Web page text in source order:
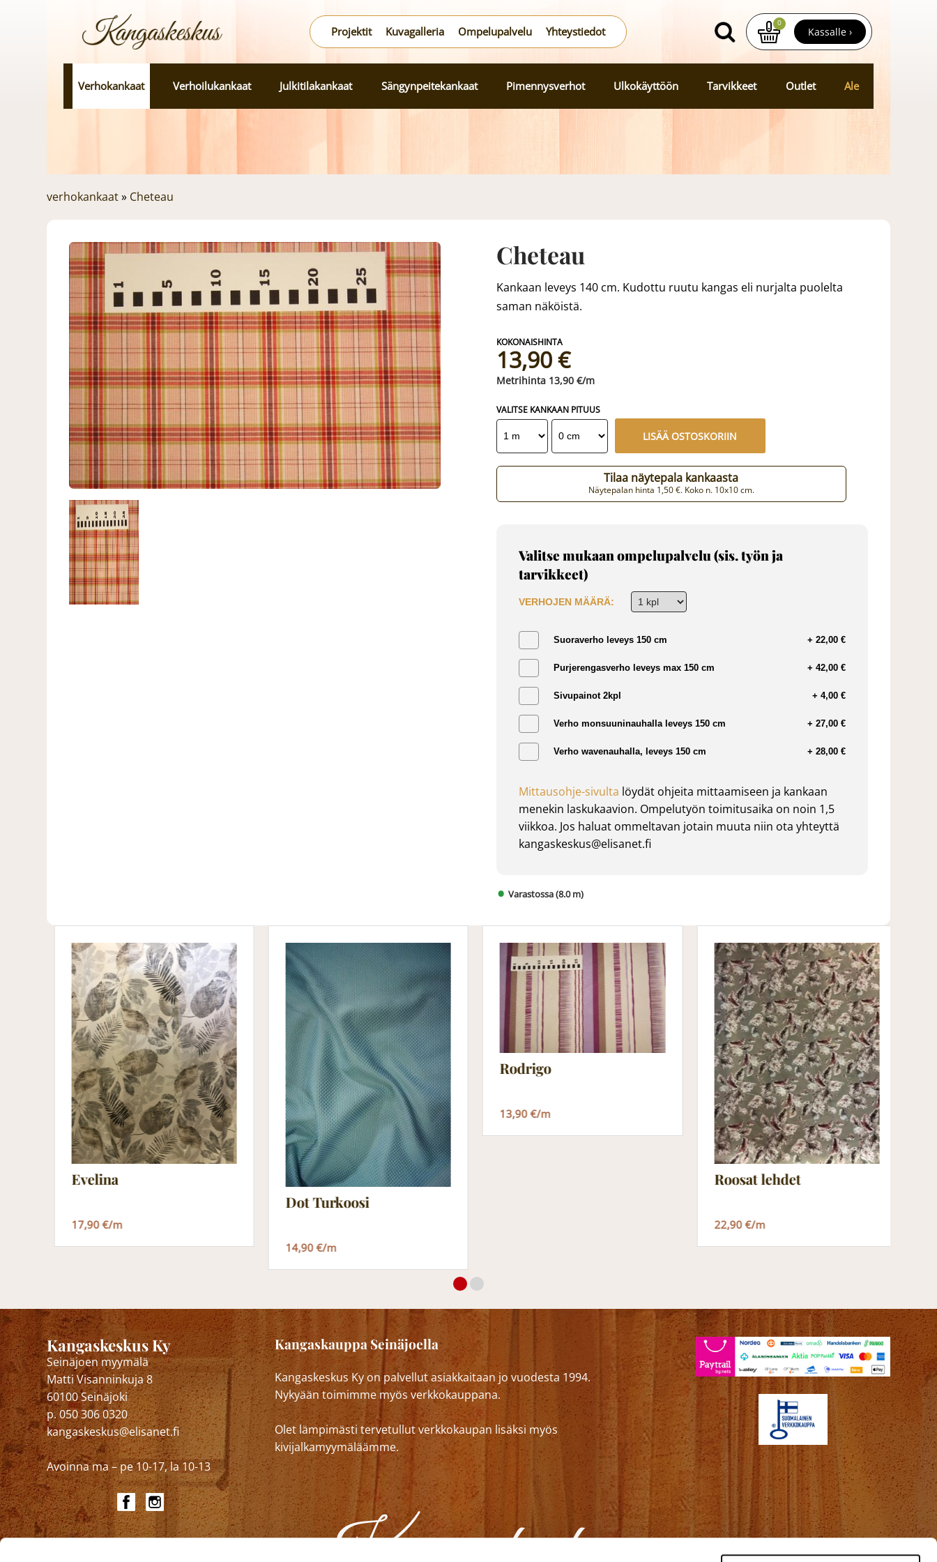
Projektit Kuvagalleria Ompelupalvelu Yhteystiedot
0
Kassalle ›
Verhokankaat Verhoilukankaat Julkitilakankaat Sängynpeitekankaat Pimennysverhot Ulkokäyttöön Tarvikkeet Outlet Ale
verhokankaat» Cheteau
Cheteau
Kankaan leveys 140 cm. Kudottu ruutu kangas eli nurjalta puolelta
saman näköistä.
13,90 €
13,90 €/m
VALITSE KANKAAN PITUUS
LISÄÄ OSTOSKORIIN
Tilaa näytepala kankaasta
Näytepalan hinta 1,50 €. Koko n. 10x10 cm.
Valitse mukaan ompelupalvelu (sis. työn ja
tarvikkeet)
VERHOJEN MÄÄRÄ:
Suoraverho leveys 150 cm + 22,00 €
Purjerengasverho leveys max 150 cm + 42,00 €
Sivupainot 2kpl + 4,00 €
Verho monsuuninauhalla leveys 150 cm + 27,00 €
Verho wavenauhalla, leveys 150 cm + 28,00 €
Mittausohje-sivulta löydät ohjeita mittaamiseen ja kankaan
menekin laskukaavion. Ompelutyön toimitusaika on noin 1,5
viikkoa. Jos haluat ommeltavan jotain muuta niin ota yhteyttä
kangaskeskus@elisanet.fi
Varastossa (8.0 m)
Evelina
17,90 €/m
Dot Turkoosi
14,90 €/m
Rodrigo
13,90 €/m
Roosat lehdet
22,90 €/m
Kangaskeskus Ky
Seinäjoen myymälä
Matti Visanninkuja 8
60100 Seinäjoki
p. 050 306 0320
kangaskeskus@elisanet.fi
Avoinna ma – pe 10-17, la 10-13
Kangaskauppa Seinäjoella
Kangaskeskus Ky on palvellut asiakkaitaan jo vuodesta 1994.
Nykyään toimimme myös verkkokauppana.
Olet lämpimästi tervetullut verkkokaupan lisäksi myös
kivijalkamyymäläämme.